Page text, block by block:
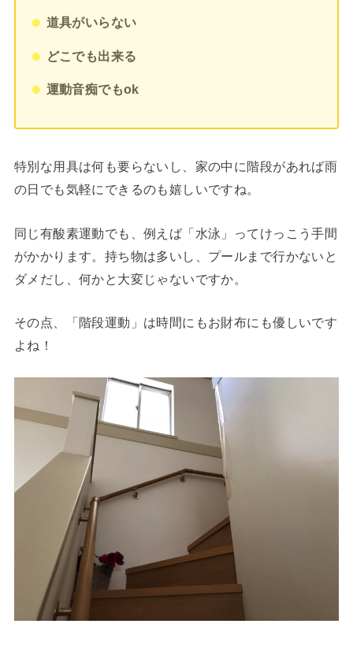
道具がいらない
どこでも出来る
運動音痴でもok
特別な用具は何も要らないし、家の中に階段があれば雨
の日でも気軽にできるのも嬉しいですね。
同じ有酸素運動でも、例えば「水泳」ってけっこう手間
がかかります。持ち物は多いし、プールまで行かないと
ダメだし、何かと大変じゃないですか。
その点、「階段運動」は時間にもお財布にも優しいです
よね！